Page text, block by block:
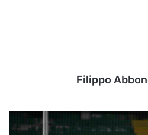
Filippo
club